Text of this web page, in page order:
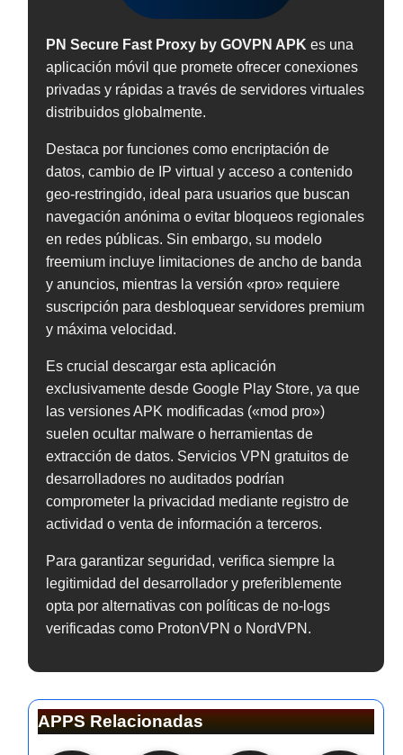
PN Secure Fast Proxy by GOVPN APK es una
aplicación móvil que promete ofrecer conexiones
privadas y rápidas a través de servidores virtuales
distribuidos globalmente.
Destaca por funciones como encriptación de
datos, cambio de IP virtual y acceso a contenido
geo-restringido, ideal para usuarios que buscan
navegación anónima o evitar bloqueos regionales
en redes públicas. Sin embargo, su modelo
freemium incluye limitaciones de ancho de banda
y anuncios, mientras la versión «pro» requiere
suscripción para desbloquear servidores premium
y máxima velocidad.
Es crucial descargar esta aplicación
exclusivamente desde Google Play Store, ya que
las versiones APK modificadas («mod pro»)
suelen ocultar malware o herramientas de
extracción de datos. Servicios VPN gratuitos de
desarrolladores no auditados podrían
comprometer la privacidad mediante registro de
actividad o venta de información a terceros.
Para garantizar seguridad, verifica siempre la
legitimidad del desarrollador y preferiblemente
opta por alternativas con políticas de no-logs
verificadas como ProtonVPN o NordVPN.
APPS Relacionadas